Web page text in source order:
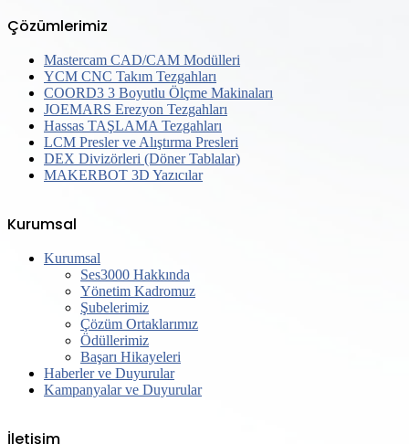
Çözümlerimiz
Mastercam CAD/CAM Modülleri
YCM CNC Takım Tezgahları
COORD3 3 Boyutlu Ölçme Makinaları
JOEMARS Erezyon Tezgahları
Hassas TAŞLAMA Tezgahları
LCM Presler ve Alıştırma Presleri
DEX Divizörleri (Döner Tablalar)
MAKERBOT 3D Yazıcılar
Kurumsal
Kurumsal
Ses3000 Hakkında
Yönetim Kadromuz
Şubelerimiz
Çözüm Ortaklarımız
Ödüllerimiz
Başarı Hikayeleri
Haberler ve Duyurular
Kampanyalar ve Duyurular
İletişim